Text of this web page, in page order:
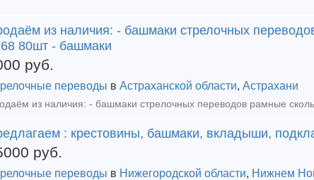
из наличия: - башмаки стрелочных
80шт - башмаки
руб.
переводы в Астраханской области, Астрахани
: крестовины, башмаки, вкладыши,
руб.
переводы в Нижегородской области, Нижнем